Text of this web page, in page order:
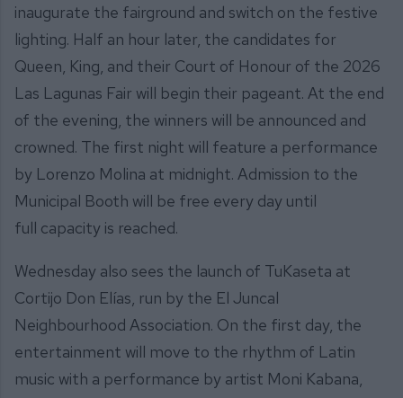
inaugurate the fairground and switch on the festive
lighting. Half an hour later, the candidates for
Queen, King, and their Court of Honour of the 2026
Las Lagunas Fair will begin their pageant. At the end
of the evening, the winners will be announced and
crowned. The first night will feature a performance
by Lorenzo Molina at midnight. Admission to the
Municipal Booth will be free every day until
full capacity is reached.
Wednesday also sees the launch of TuKaseta at
Cortijo Don Elías, run by the El Juncal
Neighbourhood Association. On the first day, the
entertainment will move to the rhythm of Latin
music with a performance by artist Moni Kabana,